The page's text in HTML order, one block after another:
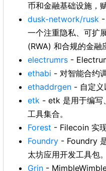
币和金融基础设施，
dusk-network/rusk
一个注重隐私、可扩
(RWA) 和合规的金融
electrumrs -
ethabi - 对智能合约
ethaddrgen - 自定义
etk - etk 是用于编写
工具集合。
Forest - Filecoin 实
Foundry - Foundry
太坊应用开发工具包。
Grin -